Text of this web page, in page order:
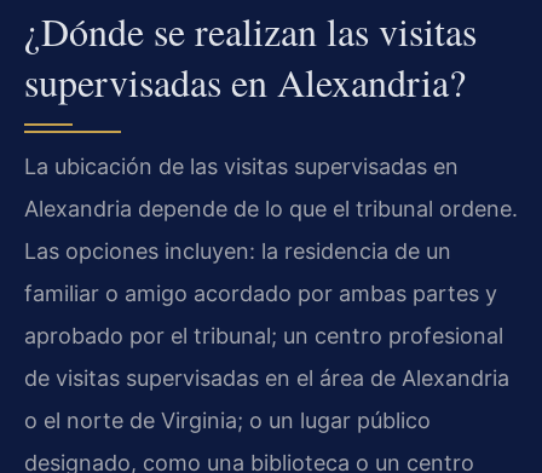
¿Dónde se realizan las visitas
supervisadas en Alexandria?
La ubicación de las visitas supervisadas en
Alexandria depende de lo que el tribunal ordene.
Las opciones incluyen: la residencia de un
familiar o amigo acordado por ambas partes y
aprobado por el tribunal; un centro profesional
de visitas supervisadas en el área de Alexandria
o el norte de Virginia; o un lugar público
designado, como una biblioteca o un centro